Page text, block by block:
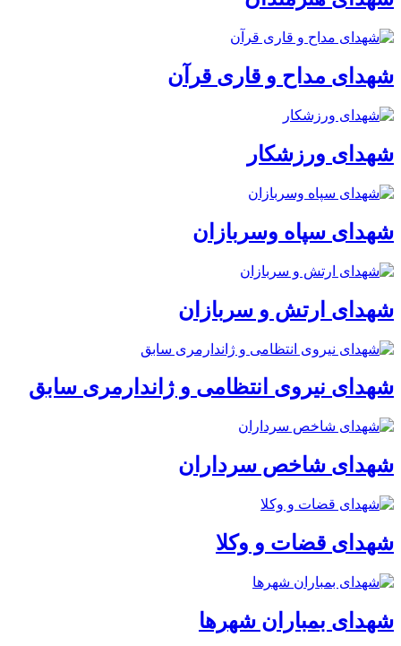
شهدای مداح و قاری قرآن
شهدای ورزشکار
شهدای سپاه وسربازان
شهدای ارتش و سربازان
شهدای نیروی انتظامی و ژاندارمری سابق
شهدای شاخص سرداران
شهدای قضات و وکلا
شهدای بمباران شهرها